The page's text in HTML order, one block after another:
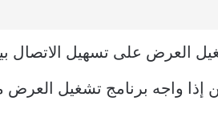
إذا واجه برنامج تشغيل